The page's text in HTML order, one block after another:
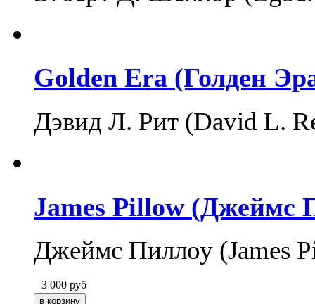
Golden Era (Голден
Дэвид Л. Рит (David L.
James Pillow (Джеймс
Джеймс Пиллоу (James
3 000 руб